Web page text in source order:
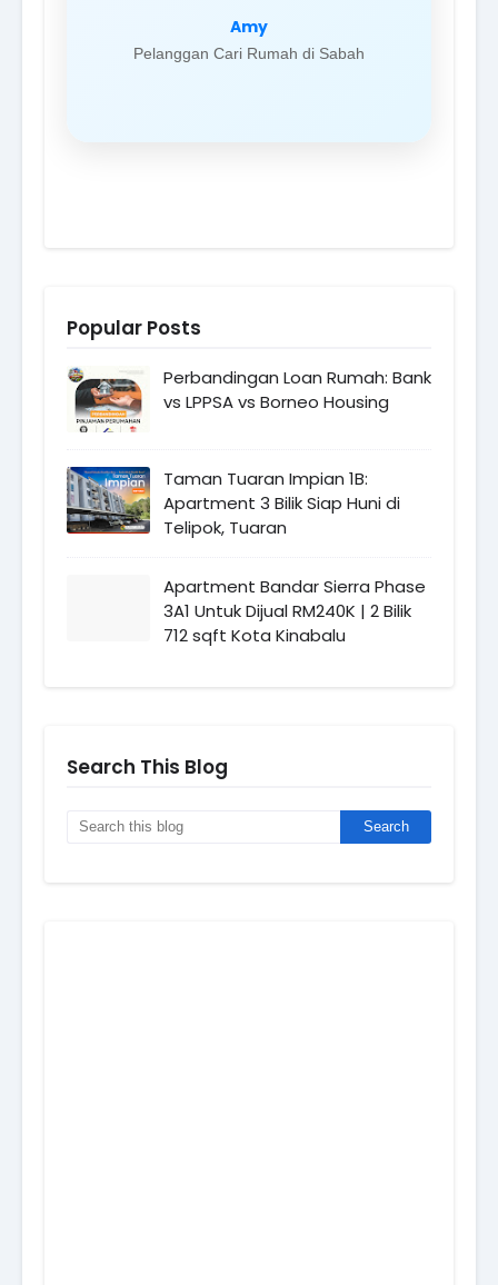
Amy
Pelanggan Cari Rumah di Sabah
Popular Posts
Perbandingan Loan Rumah: Bank
vs LPPSA vs Borneo Housing
Taman Tuaran Impian 1B:
Apartment 3 Bilik Siap Huni di
Telipok, Tuaran
Apartment Bandar Sierra Phase
3A1 Untuk Dijual RM240K | 2 Bilik
712 sqft Kota Kinabalu
Search This Blog